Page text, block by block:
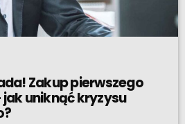
Zakup pierwszego
uniknąć kryzysu